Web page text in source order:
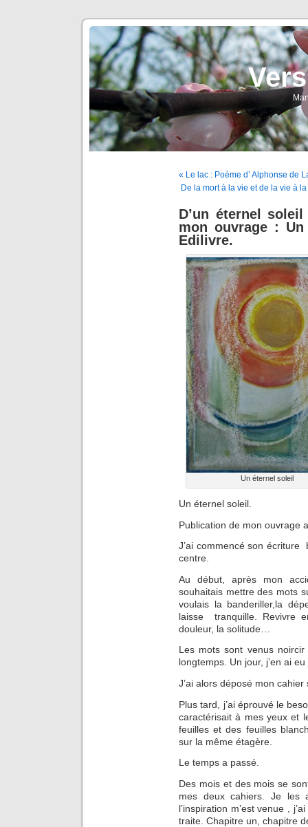
« Le lac : Poème d’ Alphonse de
De la mort à la vie et de la vie à
D’un éternel
mon ouvrage :
Edilivre.
Un éternel soleil
Un éternel soleil.
Publication de mon ouvrage
J’ai commencé son écriture
centre.
Au début, après mon
souhaitais mettre des mots
voulais la banderiller,la
laisse tranquille. Revivre
douleur, la solitude…
Les mots sont venus
longtemps. Un jour, j’en ai
J’ai alors déposé mon
Plus tard, j’ai éprouvé le
caractérisait à mes yeux et
feuilles et des feuilles
sur la même étagère.
Le temps a passé.
Des mois et des mois se
mes deux cahiers. Je les
l’inspiration m’est venue ,
traite. Chapitre un, chapitre